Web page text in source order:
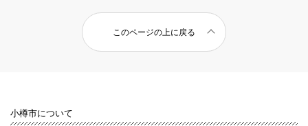
このページの上に戻る
小樽市について